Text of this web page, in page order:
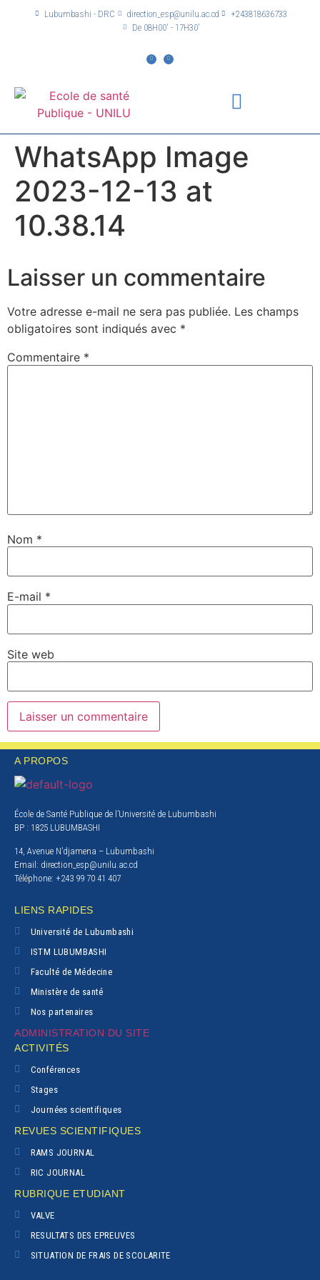
Lubumbashi - DRC direction_esp@unilu.ac.cd
+243818636733
De 08H00' - 17H30'
WhatsApp Image
2023-12-13 at
10.38.14
Laisser un commentaire
Votre adresse e-mail ne sera pas publiée. Les champs
obligatoires sont indiqués avec *
Commentaire *
Nom *
E-mail *
Site web
A PROPOS
École de Santé Publique de l’Université de Lubumbashi
BP : 1825 LUBUMBASHI
14, Avenue N’djamena – Lubumbashi
Email: direction_esp@unilu.ac.cd
Téléphone: +243 99 70 41 407
LIENS RAPIDES
Université de Lubumbashi
ISTM LUBUMBASHI
Faculté de Médecine
Ministère de santé
Nos partenaires
ADMINISTRATION DU SITE
ACTIVITÉS
Conférences
Stages
Journées scientifiques
REVUES SCIENTIFIQUES
RAMS JOURNAL
RIC JOURNAL
RUBRIQUE ETUDIANT
VALVE
RESULTATS DES EPREUVES
SITUATION DE FRAIS DE SCOLARITE